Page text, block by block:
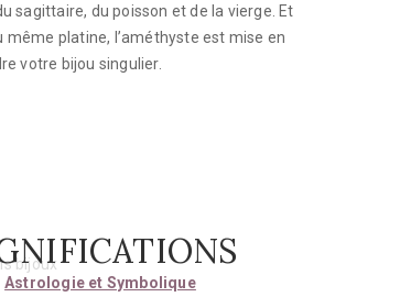
sagittaire, du poisson et de la vierge. Et
platine, l’améthyste est mise en
votre bijou singulier.
Astrologie et Symbolique